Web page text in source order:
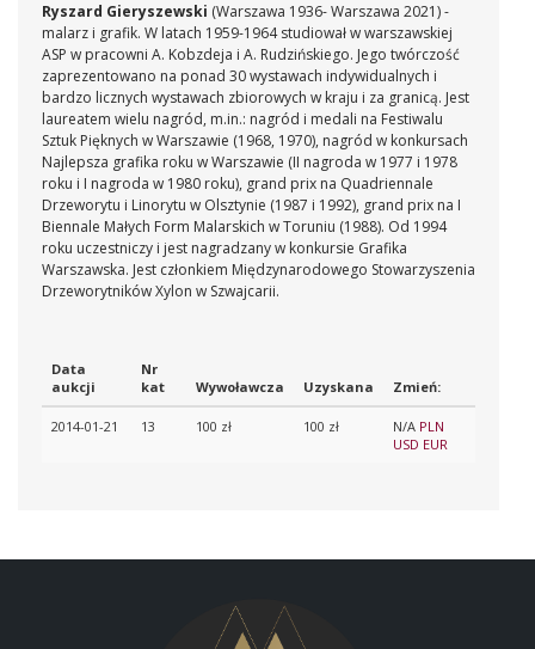
Ryszard Gieryszewski (Warszawa 1936- Warszawa 2021) -
malarz i grafik. W latach 1959-1964 studiował w warszawskiej
ASP w pracowni A. Kobzdeja i A. Rudzińskiego. Jego twórczość
zaprezentowano na ponad 30 wystawach indywidualnych i
bardzo licznych wystawach zbiorowych w kraju i za granicą. Jest
laureatem wielu nagród, m.in.: nagród i medali na Festiwalu
Sztuk Pięknych w Warszawie (1968, 1970), nagród w konkursach
Najlepsza grafika roku w Warszawie (II nagroda w 1977 i 1978
roku i I nagroda w 1980 roku), grand prix na Quadriennale
Drzeworytu i Linorytu w Olsztynie (1987 i 1992), grand prix na I
Biennale Małych Form Malarskich w Toruniu (1988). Od 1994
roku uczestniczy i jest nagradzany w konkursie Grafika
Warszawska. Jest członkiem Międzynarodowego Stowarzyszenia
Drzeworytników Xylon w Szwajcarii.
Data
aukcji
Nr
kat
Wywoławcza Uzyskana Zmień:
2014-01-21 13 100 zł 100 zł N/A PLN
USD EUR